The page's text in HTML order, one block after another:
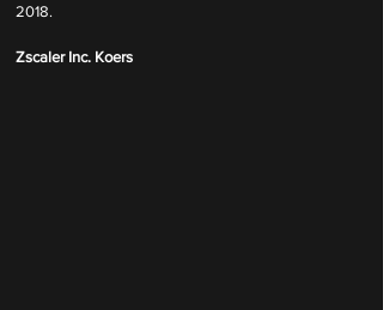
2018.
Zscaler Inc. Koers